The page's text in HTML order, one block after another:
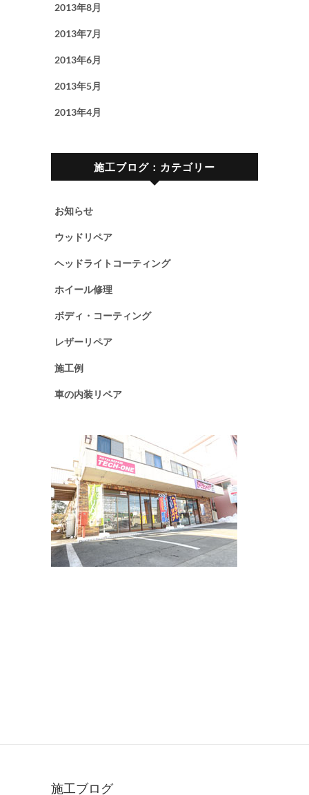
2013年8月
2013年7月
2013年6月
2013年5月
2013年4月
施工ブログ：カテゴリー
お知らせ
ウッドリペア
ヘッドライトコーティング
ホイール修理
ボディ・コーティング
レザーリペア
施工例
車の内装リペア
施工ブログ